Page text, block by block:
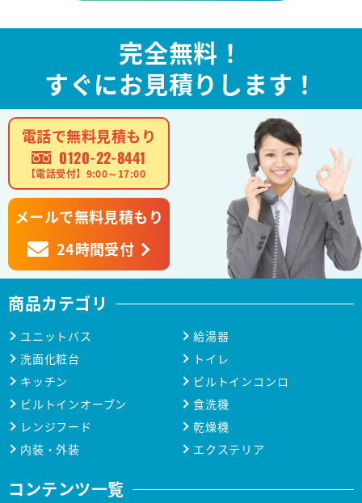
完全無料！
すぐにお見積りします！
電話で無料見積もり
0120-22-8441
【電話受付】9:00～17:00
メールで無料見積もり
24時間受付
商品カテゴリ
ユニットバス
給湯器
洗面化粧台
トイレ
キッチン
ビルトインコンロ
ビルトインオーブン
食洗機
レンジフード
乾燥機
内装・外装
エクステリア
コンテンツ一覧